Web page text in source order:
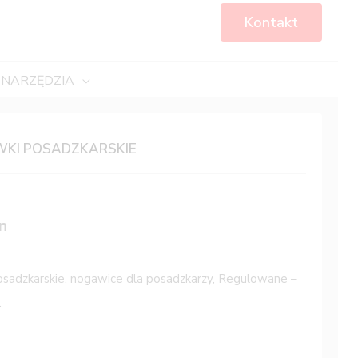
Kontakt
NARZĘDZIA
POSADZKARSKIE
nogawice dla posadzkarzy, Regulowane –